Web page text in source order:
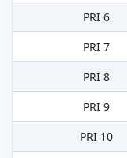
PRI 6
PRI 7
PRI 8
PRI 9
PRI 10